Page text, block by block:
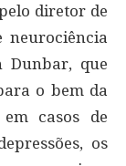
diretor de
neurociência
Dunbar, que
o bem da
casos de
os